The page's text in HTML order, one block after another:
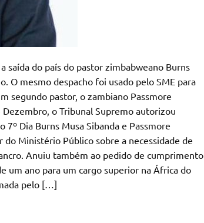
saída do país do pastor zimbabweano Burns
O mesmo despacho foi usado pelo SME para
segundo pastor, o zambiano Passmore
o Tribunal Supremo autorizou
Dia Burns Musa Sibanda e Passmore
Ministério Público sobre a necessidade de
Anuiu também ao pedido de cumprimento
um ano para um cargo superior na África do
pelo […]